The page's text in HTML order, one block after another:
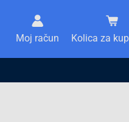
Moj račun Kolica za